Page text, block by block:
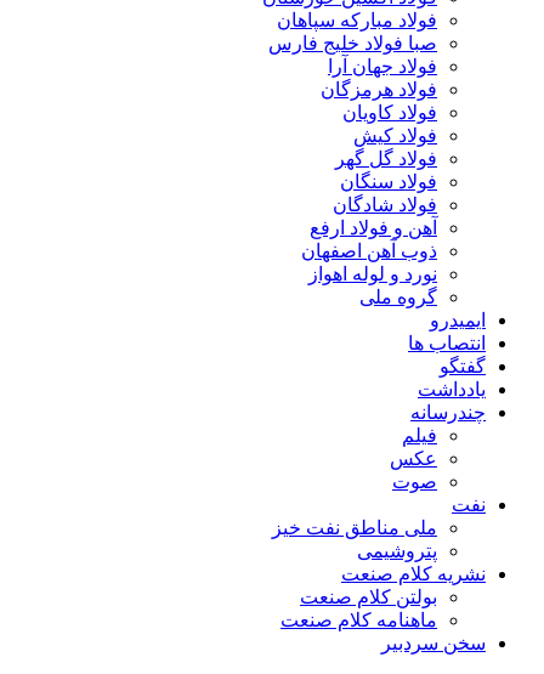
فولاد مبارکه سپاهان
صبا فولاد خلیج فارس
فولاد جهان آرا
فولاد هرمزگان
فولاد کاویان
فولاد کیش
فولاد گل گهر
فولاد سنگان
فولاد شادگان
آهن و فولاد ارفع
ذوب آهن اصفهان
نورد و لوله اهواز
گروه ملی
ایمیدرو
انتصاب ها
گفتگو
یادداشت
چندرسانه
فیلم
عکس
صوت
نفت
ملی مناطق نفت خیز
پتروشیمی
نشریه کلام صنعت
بولتن کلام صنعت
ماهنامه کلام صنعت
سخن سردبیر